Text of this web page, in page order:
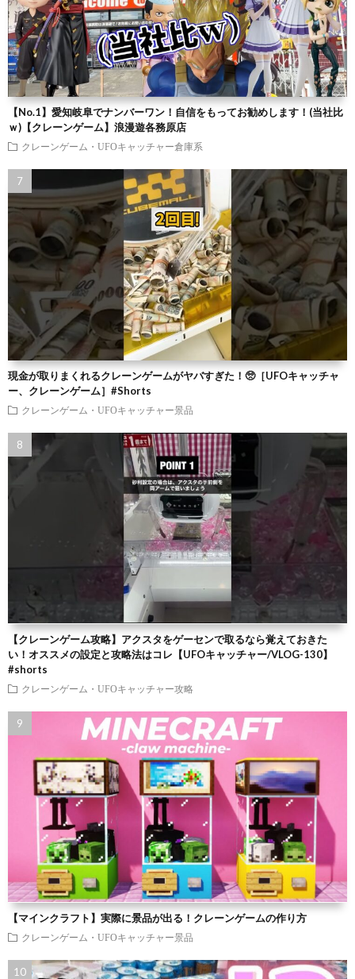
【No.1】愛知岐阜でナンバーワン！自信をもってお勧めします！(当社比
ｗ)【クレーンゲーム】浪漫遊各務原店
クレーンゲーム・UFOキャッチャー倉庫系
現金が取りまくれるクレーンゲームがヤバすぎた！🥺［UFOキャッチャ
ー、クレーンゲーム］#Shorts
クレーンゲーム・UFOキャッチャー景品
【クレーンゲーム攻略】アクスタをゲーセンで取るなら覚えておきた
い！オススメの設定と攻略法はコレ【UFOキャッチャー/VLOG-130】
#shorts
クレーンゲーム・UFOキャッチャー攻略
【マインクラフト】実際に景品が出る！クレーンゲームの作り方
クレーンゲーム・UFOキャッチャー景品